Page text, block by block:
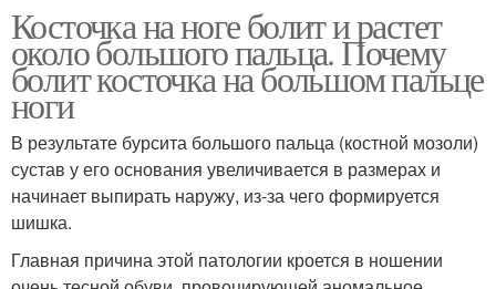
Косточка на ноге болит и растет
около большого пальца. Почему
болит косточка на большом пальце
ноги
В результате бурсита большого пальца (костной мозоли)
сустав у его основания увеличивается в размерах и
начинает выпирать наружу, из-за чего формируется
шишка.
Главная причина этой патологии кроется в ношении